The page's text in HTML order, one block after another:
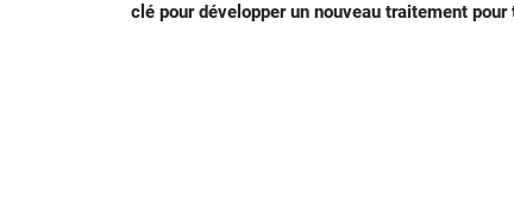
clé pour développer un nouveau traitement